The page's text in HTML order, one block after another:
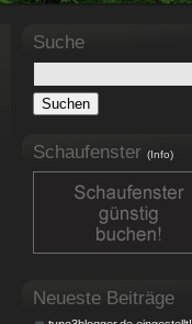
Suche
Schaufenster (Info)
Neueste Beiträge